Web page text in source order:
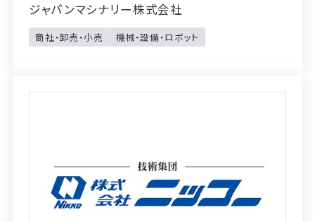
ジャパンマシナリー株式会社
商社・卸売・小売 機械・設備・ロボット